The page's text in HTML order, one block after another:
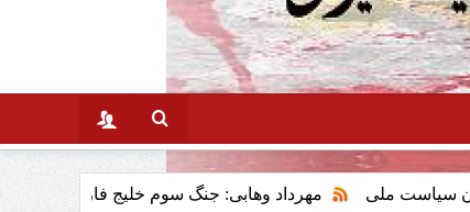
مهرداد وهابی: جنگ سوم خلیج فارس وتاثیر ان برنظام